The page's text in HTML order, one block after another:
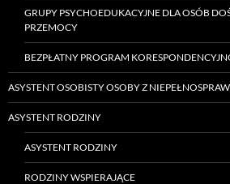
GRUPY PSYCHOEDUKACYJNE DLA OSÓB
PRZEMOCY
BEZPŁATNY PROGRAM
ASYSTENT OSOBISTY OSOBY Z
ASYSTENT RODZINY
ASYSTENT RODZINY
RODZINY WSPIERAJĄCE